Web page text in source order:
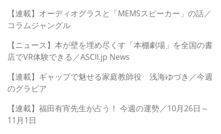
【連載】オーディオグラスと「MEMSスピーカー」の話／
コラムジャングル
【ニュース】本が壁を埋め尽くす「本棚劇場」を全国の書
店でVR体験できる／ASCII.jp News
【連載】ギャップで魅せる家庭教師役 浅海ゆづき／今週
のグラビア
【連載】福田有宵先生が占う！ 今週の運勢／10月26日～
11月1日